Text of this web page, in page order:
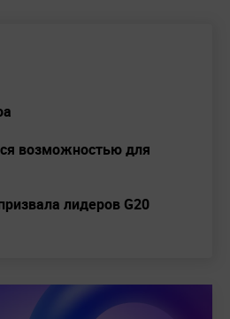
возможностью для
лидеров G20